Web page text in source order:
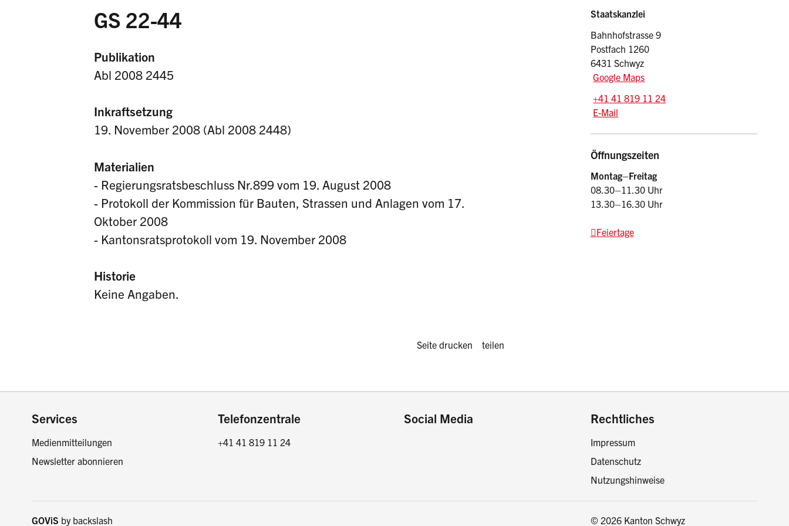
GS 22-44
Publikation
Abl 2008 2445
Inkraftsetzung
19. November 2008 (Abl 2008 2448)
Materialien
- Regierungsratsbeschluss Nr.899 vom 19. August 2008
- Protokoll der Kommission für Bauten, Strassen und Anlagen vom 17.
Oktober 2008
- Kantonsratsprotokoll vom 19. November 2008
Historie
Keine Angaben.
Sidebar
Adresse
Staatskanzlei
Bahnhofstrasse 9
Postfach 1260
6431 Schwyz
Google Maps
Tel.:
+41 41 819 11 24
E-Mail: srsz
E-Mail
Öffnungszeiten
Montag–Freitag
08.30–11.30 Uhr
13.30–16.30 Uhr
Feiertage
Diese Seite drucken oder teilen:
Seite drucken teilen
Footer
Services
Medienmitteilungen
Newsletter abonnieren
Telefonzentrale
+41 41 819 11 24
Social Media Rechtliches
Impressum
Datenschutz
Nutzungshinweise
GOViS by backslash © 2026 Kanton Schwyz